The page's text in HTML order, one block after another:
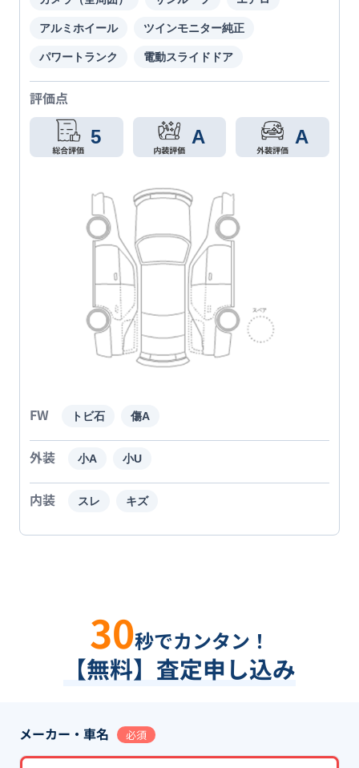
アルミホイール ツインモニター純正
パワートランク 電動スライドドア
評価点
5 A A
FW トビ石 傷A
外装 小A 小U
内装 スレ キズ
30秒でカンタン！
【無料】査定申し込み
メーカー・車名 必須